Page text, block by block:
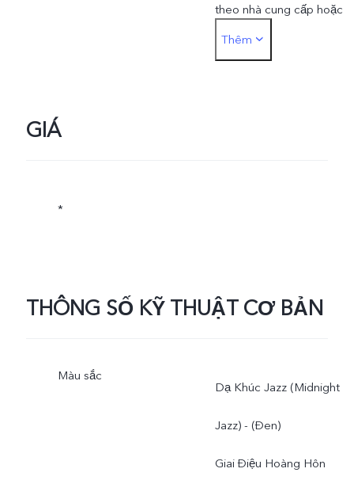
theo nhà cung cấp hoặc
các lô sản xuất khác nhau.
Thêm
GIÁ
*
THÔNG SỐ KỸ THUẬT CƠ BẢN
Màu sắc
Dạ Khúc Jazz (Midnight
Jazz) - (Đen)
Giai Điệu Hoàng Hôn